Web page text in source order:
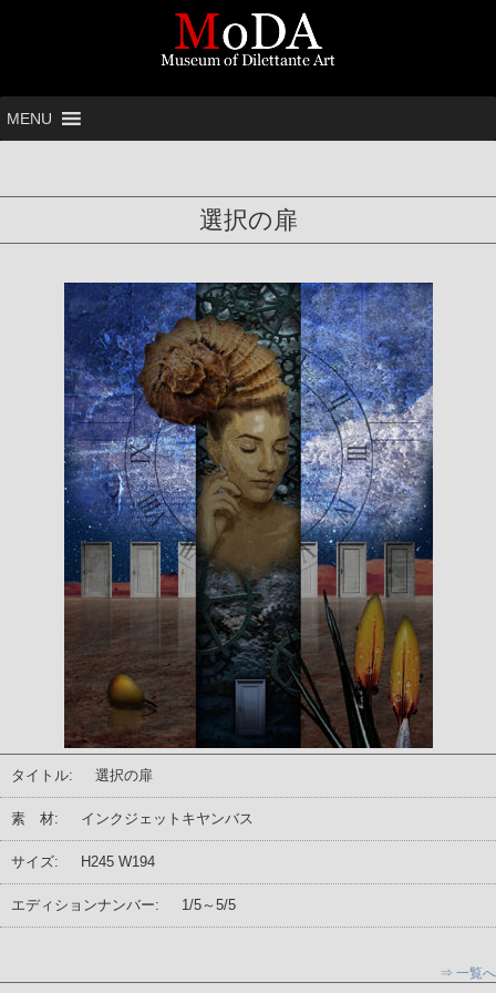
MENU
選択の扉
タイトル: 選択の扉
素 材: インクジェットキヤンバス
サイズ: H245 W194
エディションナンバー: 1/5～5/5
⇒ 一覧へ